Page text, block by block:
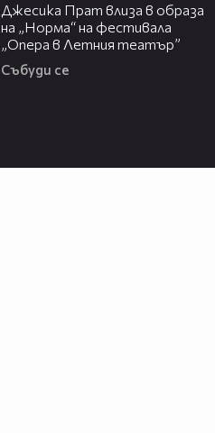
Джесика Прат влиза в образа
на „Норма“ на фестивала
„Опера в Летния театър”
Събуди се